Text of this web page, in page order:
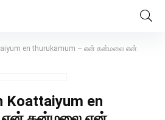
en thurukamum – என் கன்மலை என்
Koattaiyum en